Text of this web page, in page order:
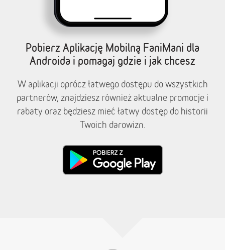
Pobierz Aplikację Mobilną FaniMani dla
Androida i pomagaj gdzie i jak chcesz
W aplikacji oprócz łatwego dostępu do wszystkich
partnerów, znajdziesz również aktualne promocje i
rabaty oraz będziesz mieć łatwy dostęp do historii
Twoich darowizn.